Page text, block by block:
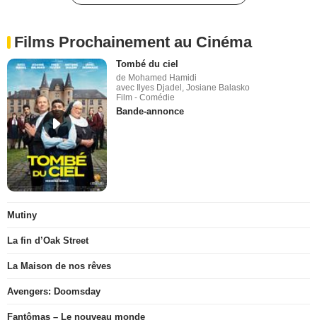
Films Prochainement au Cinéma
Tombé du ciel
de Mohamed Hamidi
avec Ilyes Djadel, Josiane Balasko
Film - Comédie
Bande-annonce
Mutiny
La fin d’Oak Street
La Maison de nos rêves
Avengers: Doomsday
Fantômas – Le nouveau monde